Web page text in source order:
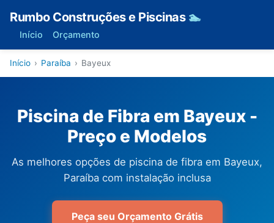
Rumbo Construções e Piscinas 🏊
Início Orçamento
Início › Paraíba › Bayeux
Piscina de Fibra em Bayeux -
Preço e Modelos
As melhores opções de piscina de fibra em Bayeux,
Paraíba com instalação inclusa
Peça seu Orçamento Grátis